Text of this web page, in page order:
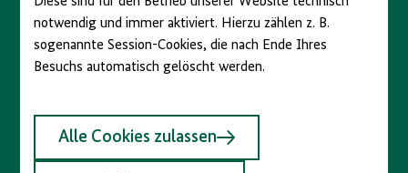
notwendig und immer aktiviert. Hierzu zählen z. B.
sogenannte Session-Cookies, die nach Ende Ihres
Besuchs automatisch gelöscht werden.
Alle Cookies zulassen